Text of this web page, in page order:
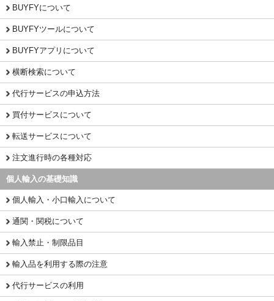
BUYFYについて
BUYFYツールについて
BUYFYアプリについて
横断検索について
代行サービスの申込方法
買付サービスについて
転送サービスについて
注文進行時の各種対応
個人輸入の基礎知識
個人輸入・小口輸入について
通関・関税について
輸入禁止・制限品目
輸入品を利用する際の注意
代行サービスの利用